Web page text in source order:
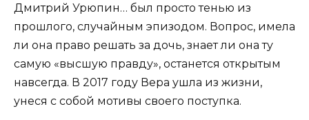
Дмитрий Урюпин… был просто тенью из
прошлого, случайным эпизодом. Вопрос, имела
ли она право решать за дочь, знает ли она ту
самую «высшую правду», останется открытым
навсегда. В 2017 году Вера ушла из жизни,
унеся с собой мотивы своего поступка.